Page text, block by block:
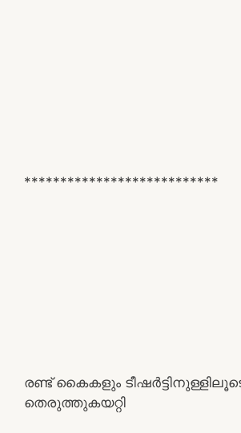
***************************
രണ്ട് കൈകളും
തെരുത്തുകയറ്റി